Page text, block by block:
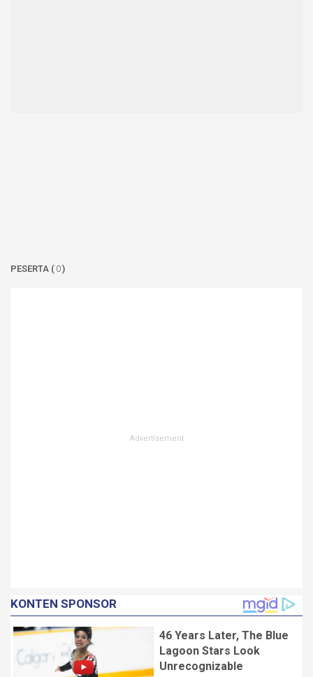
PESERTA ( 0)
KONTEN SPONSOR
46 Years Later, The Blue
Lagoon Stars Look
Unrecognizable